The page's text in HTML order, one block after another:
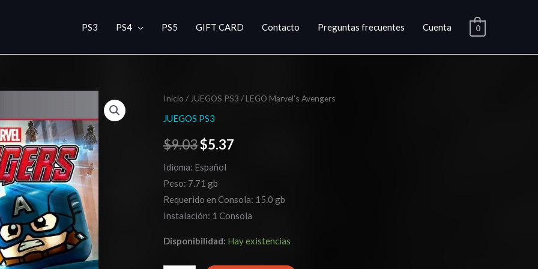
PS3 PS4 PS5 GIFT CARD Contacto Preguntas frecuentes Cuenta 0
Inicio / JUEGOS PS3 / LEGO Marvel’s Avengers
JUEGOS PS3
$9.03
El
precio
original
era:
$9.03.
$5.37
El
$5.37.
Idioma: Español
Peso: 7.71 gb
Requerido en Consola: 15.0 gb
Instalación: 1 Consola
Disponibilidad: Hay existencias
LEGO
Marvel's
cantidad